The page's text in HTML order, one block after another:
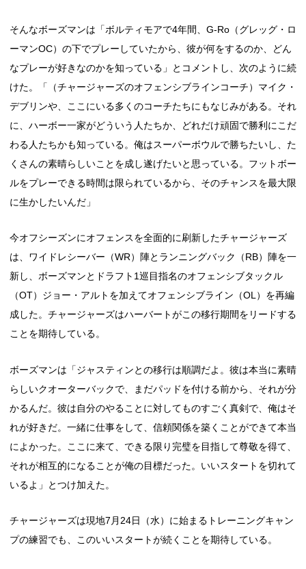
そんなボーズマンは「ボルティモアで4年間、G-Ro（グレッグ・ロ
ーマンOC）の下でプレーしていたから、彼が何をするのか、どん
なプレーが好きなのかを知っている」とコメントし、次のように続
けた。「（チャージャーズのオフェンシブラインコーチ）マイク・
デブリンや、ここにいる多くのコーチたちにもなじみがある。それ
に、ハーボー一家がどういう人たちか、どれだけ頑固で勝利にこだ
わる人たちかも知っている。俺はスーパーボウルで勝ちたいし、た
くさんの素晴らしいことを成し遂げたいと思っている。フットボー
ルをプレーできる時間は限られているから、そのチャンスを最大限
に生かしたいんだ」
今オフシーズンにオフェンスを全面的に刷新したチャージャーズ
は、ワイドレシーバー（WR）陣とランニングバック（RB）陣を一
新し、ボーズマンとドラフト1巡目指名のオフェンシブタックル
（OT）ジョー・アルトを加えてオフェンシブライン（OL）を再編
成した。チャージャーズはハーバートがこの移行期間をリードする
ことを期待している。
ボーズマンは「ジャスティンとの移行は順調だよ。彼は本当に素晴
らしいクオーターバックで、まだパッドを付ける前から、それが分
かるんだ。彼は自分のやることに対してものすごく真剣で、俺はそ
れが好きだ。一緒に仕事をして、信頼関係を築くことができて本当
によかった。ここに来て、できる限り完璧を目指して尊敬を得て、
それが相互的になることが俺の目標だった。いいスタートを切れて
いるよ」とつけ加えた。
チャージャーズは現地7月24日（水）に始まるトレーニングキャン
プの練習でも、このいいスタートが続くことを期待している。